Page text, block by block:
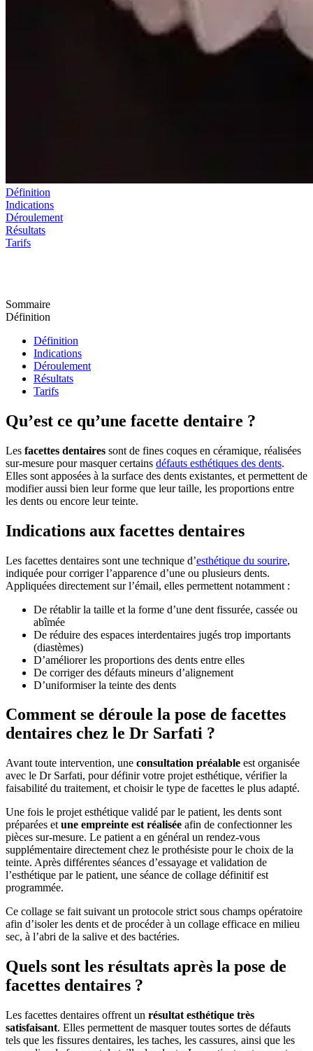
Définition
Indications
Déroulement
Résultats
Tarifs
Sommaire
Définition
Définition
Indications
Déroulement
Résultats
Tarifs
Qu’est ce qu’une facette dentaire ?
Les facettes dentaires sont de fines coques en céramique, réalisées
sur-mesure pour masquer certains défauts esthétiques des dents.
Elles sont apposées à la surface des dents existantes, et permettent de
modifier aussi bien leur forme que leur taille, les proportions entre
les dents ou encore leur teinte.
Indications aux facettes dentaires
Les facettes dentaires sont une technique d’esthétique du sourire,
indiquée pour corriger l’apparence d’une ou plusieurs dents.
Appliquées directement sur l’émail, elles permettent notamment :
De rétablir la taille et la forme d’une dent fissurée, cassée ou
abîmée
De réduire des espaces interdentaires jugés trop importants
(diastèmes)
D’améliorer les proportions des dents entre elles
De corriger des défauts mineurs d’alignement
D’uniformiser la teinte des dents
Comment se déroule la pose de facettes
dentaires chez le Dr Sarfati ?
Avant toute intervention, une consultation préalable est organisée
avec le Dr Sarfati, pour définir votre projet esthétique, vérifier la
faisabilité du traitement, et choisir le type de facettes le plus adapté.
Une fois le projet esthétique validé par le patient, les dents sont
préparées et une empreinte est réalisée afin de confectionner les
pièces sur-mesure. Le patient a en général un rendez-vous
supplémentaire directement chez le prothésiste pour le choix de la
teinte. Après différentes séances d’essayage et validation de
l’esthétique par le patient, une séance de collage définitif est
programmée.
Ce collage se fait suivant un protocole strict sous champs opératoire
afin d’isoler les dents et de procéder à un collage efficace en milieu
sec, à l’abri de la salive et des bactéries.
Quels sont les résultats après la pose de
facettes dentaires ?
Les facettes dentaires offrent un résultat esthétique très
satisfaisant. Elles permettent de masquer toutes sortes de défauts
tels que les fissures dentaires, les taches, les cassures, ainsi que les